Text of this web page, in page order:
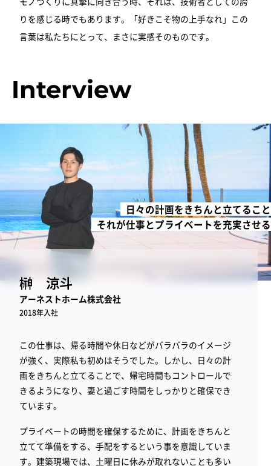
りを感じる時でもあります。「好きこそ物の上手なれ」この
言葉は私たちにとって、まさに実感そのものです。
Interview
日々の計画をきちんと立てること
それが仕事とプライベートを充実させる
榊 涼斗
アーネストホーム株式会社
2018年入社
この仕事は、帰る時間や休日などがバラバラのイメージ
が強く、実際私も初めはそうでした。しかし、日々の計
画をきちんと立てることで、帰宅時間もコントロールで
きるようになり、妻と過ごす時間をしっかりと確保でき
ています。
プライベートの時間を確保するために、計画をきちんと
立てて準備をする、手配をするという事を意識していま
す。建築現場では、土曜日に休みが取れないことも多い